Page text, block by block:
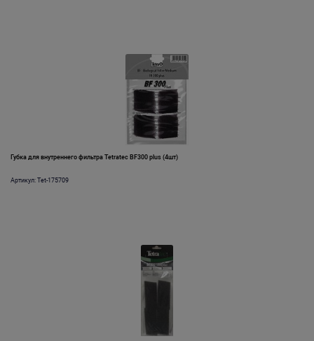
Губка для внутреннего фильтра Tetratec BF300 plus (4шт)
Артикул: Tet-175709